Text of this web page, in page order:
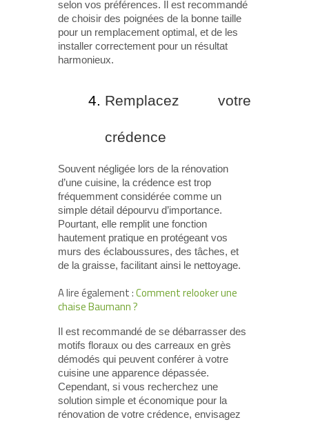
selon vos préférences. Il est recommandé
de choisir des poignées de la bonne taille
pour un remplacement optimal, et de les
installer correctement pour un résultat
harmonieux.
Remplacez votre
crédence
Souvent négligée lors de la rénovation
d’une cuisine, la crédence est trop
fréquemment considérée comme un
simple détail dépourvu d’importance.
Pourtant, elle remplit une fonction
hautement pratique en protégeant vos
murs des éclaboussures, des tâches, et
de la graisse, facilitant ainsi le nettoyage.
A lire également :Comment relooker une
chaise Baumann ?
Il est recommandé de se débarrasser des
motifs floraux ou des carreaux en grès
démodés qui peuvent conférer à votre
cuisine une apparence dépassée.
Cependant, si vous recherchez une
solution simple et économique pour la
rénovation de votre crédence, envisagez